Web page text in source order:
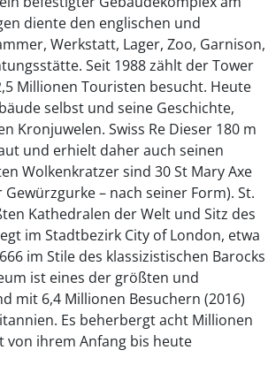
diente den englischen und
Werkstatt, Lager, Zoo, Garnison,
Seit 1988 zählt der Tower
Millionen Touristen besucht. Heute
selbst und seine Geschichte,
Kronjuwelen. Swiss Re Dieser 180 m
und erhielt daher auch seinen
Wolkenkratzer sind 30 St Mary Axe
– nach seiner Form). St.
Kathedralen der Welt und Sitz des
im Stadtbezirk City of London, etwa
im Stile des klassizistischen Barocks
ist eines der größten und
mit 6,4 Millionen Besuchern (2016)
Es beherbergt acht Millionen
von ihrem Anfang bis heute